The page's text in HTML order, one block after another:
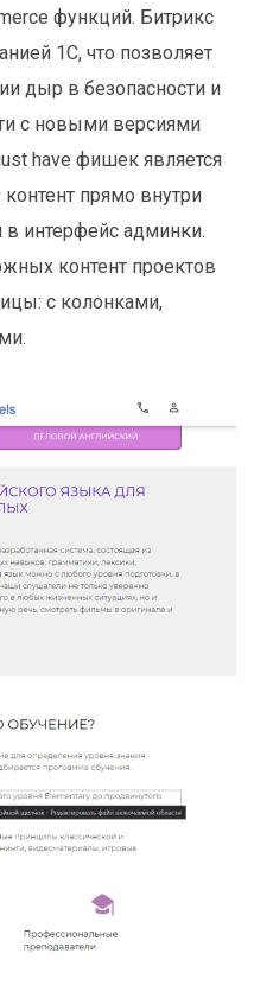
функций. Битрикс
1С, что позволяет
дыр в безопасности и
с новыми версиями
have фишек является
прямо внутри
интерфейс админки.
контент проектов
с колонками,